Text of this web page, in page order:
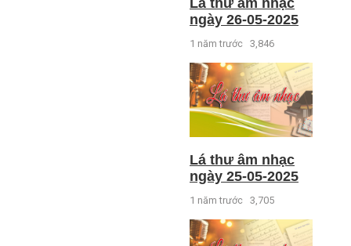
Lá thư âm nhạc
ngày 26-05-2025
1 năm trước 3,846
Lá thư âm nhạc
ngày 25-05-2025
1 năm trước 3,705